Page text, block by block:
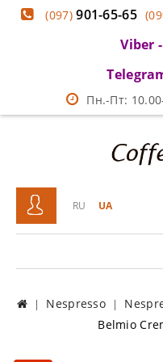
(097)901-65-65
Viber
Пн.-Пт:
RU UA
Nespresso
Belmio